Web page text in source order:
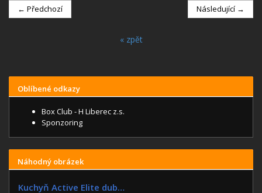
← Předchozí Následující →
« zpět
Oblíbené odkazy
Box Club - H Liberec z.s.
Sponzoring
Náhodný obrázek
Kuchyň Active Elite dub…